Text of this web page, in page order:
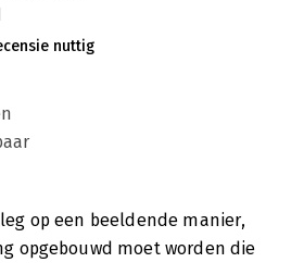
nuttig
op een beeldende manier,
opgebouwd moet worden die